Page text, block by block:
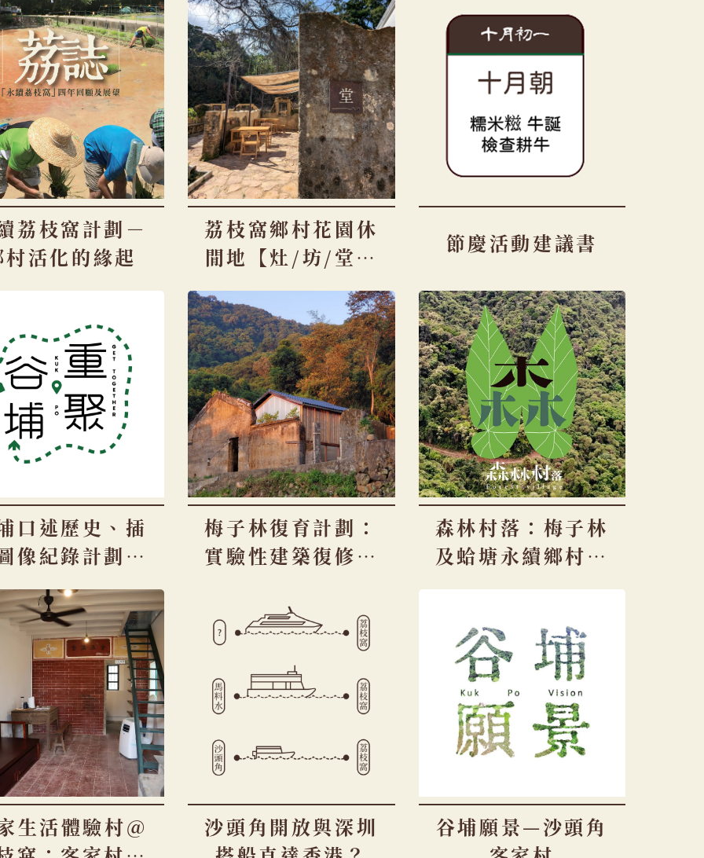
荔枝窩計劃－
村活化的緣起
荔枝窩鄉村花園休
閒地【灶/坊/堂】
－園境師的導讀
節慶活動建議書
口述歷史、插
像紀錄計劃－
谷埔：今昔、
再延續
梅子林復育計劃：
實驗性建築復修示
森林村落：梅子林
及蛤塘永續鄉村計
劃
生活體驗村@
沙頭角開放與深圳
谷埔願景—沙頭角